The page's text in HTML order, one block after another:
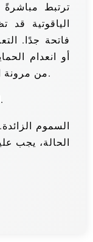
ترتبط مباشرةً
الياقوتية
فاتحة جدًا.
أو انعدام
من مرونة الجلد ويسرع من الشيخوخة الضوئية.
التغيرات الهرمونية. مرتبطة بالحمل.
السموم
الحالة، يجب